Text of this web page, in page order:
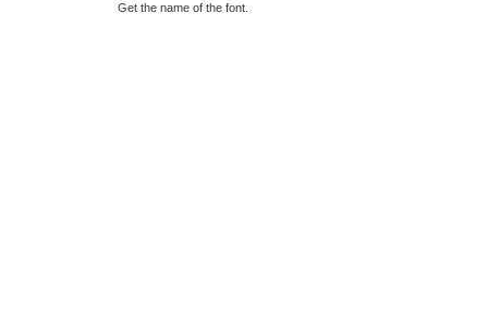
Get the name of the font.